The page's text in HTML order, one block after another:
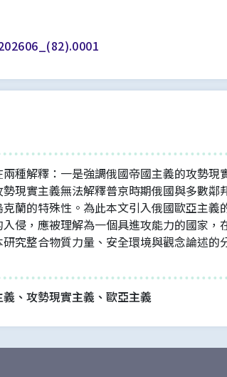
種解釋：一是強調俄國帝國主義的攻勢
現實主義無法解釋普京時期俄國與多數
蘭的特殊性。為此本文引入俄國歐亞主
侵，應被理解為一個具進攻能力的國家
究整合物質力量、安全環境與觀念論述
、攻勢現實主義、歐亞主義